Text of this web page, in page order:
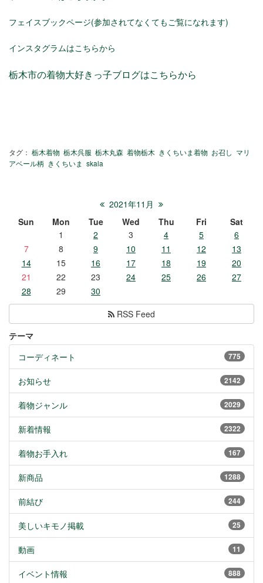
フェイスブックページ(参加されてなくてもご覧になれます)
インスタグラムはこちらから
栃木市の着物大好きっ子ブログはこちらから
タグ： 栃木着物 栃木呉服 栃木丸森 着物栃木 きくちいま着物 お召し マリ
アベール柄 きくちいま skala
2021年11月
Sun
Mon Tue Wed Thu Fri
Sat
1
2 3 4 5
6
7
8 9 10 11 12
13
14
15 16 17 18 19
20
21
22 23 24 25 26
27
28
29
30
RSS Feed
テーマ
775
コーディネート
2142
お知らせ
2029
着物ジャンル
2322
新着情報
167
着物お手入れ
1288
新商品
244
前結び
25
美しいキモノ掲載
11
動画
888
イベント情報